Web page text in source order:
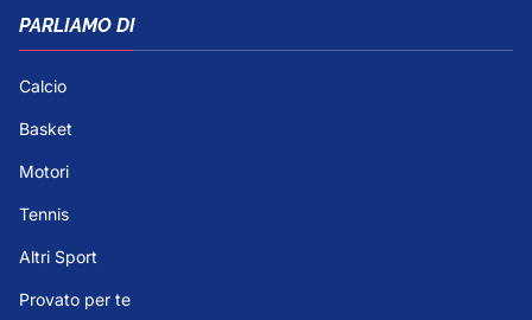
PARLIAMO DI
Calcio
Basket
Motori
Tennis
Altri Sport
Provato per te